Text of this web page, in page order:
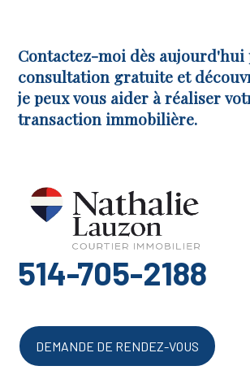
Contactez-moi dès aujourd'hui
consultation gratuite et
je peux vous aider à réaliser
transaction immobilière.
514-705-2188
DEMANDE DE RENDEZ-VOUS